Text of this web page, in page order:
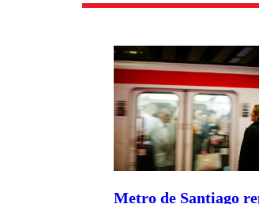
Metro de Santiago